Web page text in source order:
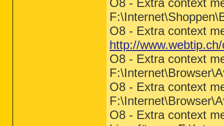
O8 - Extra context
O8 - Extra context
http://
O8 - Extra context
O8 - Extra context
O8 - Extra context